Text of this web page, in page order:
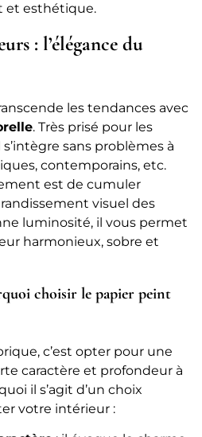
et esthétique.
: l’élégance du
les tendances avec
. Très prisé pour les
sans problèmes à
contemporains, etc.
est de cumuler
visuel des
luminosité, il vous permet
harmonieux, sobre et
choisir le papier peint
c’est opter pour une
caractère et profondeur à
il s’agit d’un choix
votre intérieur :